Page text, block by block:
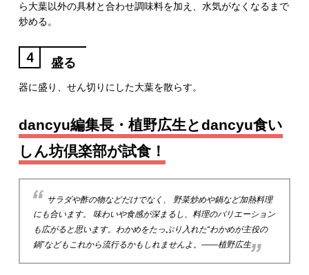
ら大葉以外の具材と合わせ調味料を加え、水気がなくなるまで
炒める。
4 盛る
器に盛り、せん切りにした大葉を散らす。
dancyu編集長・植野広生とdancyu食い
しん坊倶楽部が試食！
サラダや酢の物などだけでなく、 野菜炒めや鍋など加熱料理
にも合います。 味わいや食感が深まるし、料理のバリエーション
も広がると思います。わかめをたっぷり入れた“わかめが主役の
鍋”などもこれから流行るかもしれませんよ。――植野広生